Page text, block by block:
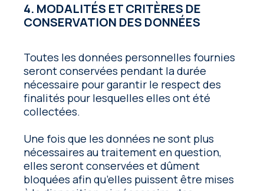
4. MODALITÉS ET CRITÈRES DE
CONSERVATION DES DONNÉES
Toutes les données personnelles fournies
seront conservées pendant la durée
nécessaire pour garantir le respect des
finalités pour lesquelles elles ont été
collectées.
Une fois que les données ne sont plus
nécessaires au traitement en question,
elles seront conservées et dûment
bloquées afin qu’elles puissent être mises